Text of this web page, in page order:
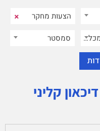
×
אוניברסיטה/מכללה סמסטר
קליני